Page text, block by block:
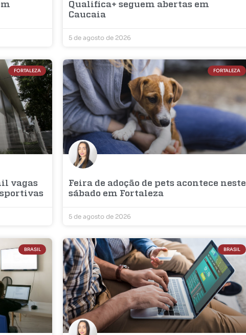
Qualifica+ seguem abertas em
Caucaia
5 de agosto de 2026
FORTALEZA
vagas
FORTALEZA
Feira de adoção de pets acontece neste
sábado em Fortaleza
5 de agosto de 2026
BRASIL BRASIL